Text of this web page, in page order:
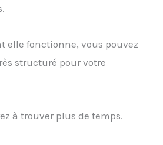
elle fonctionne, vous pouvez
structuré pour votre
à trouver plus de temps.